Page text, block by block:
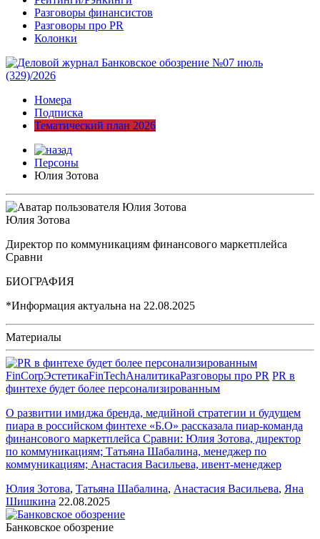
Разговоры финансистов
Разговоры про PR
Колонки
Номера
Подписка
Тематический план 2026
Персоны
Юлия Зотова
Юлия Зотова
Директор по коммуникациям финансового маркетплейса
Сравни
БИОГРАФИЯ
*Информация актуальна на 22.08.2025
Материалы
FinCorpЭстетикаFinTechАналитикаРазговоры про PR PR в
финтехе будет более персонализированным
О развитии имиджа бренда, медийной стратегии и будущем
пиара в российском финтехе «Б.О» рассказала пиар-команда
финансового маркетплейса Сравни: Юлия Зотова, директор
по коммуникациям; Татьяна Шабалина, менеджер по
коммуникациям; Анастасия Васильева, ивент-менеджер
Юлия Зотова, Татьяна Шабалина, Анастасия Васильева, Яна
Шишкина 22.08.2025
Банковское обозрение